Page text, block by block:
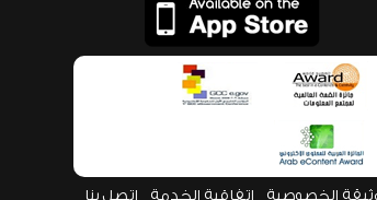
الخصوصية اتفاقية الخدمة اتصل بنا